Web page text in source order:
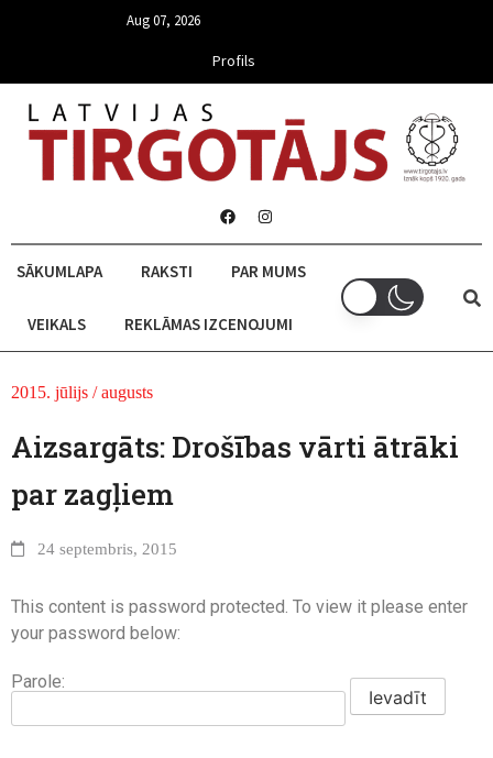
Aug 07, 2026
Profils
SĀKUMLAPA RAKSTI PAR MUMS
VEIKALS REKLĀMAS IZCENOJUMI
2015. jūlijs / augusts
Aizsargāts: Drošības vārti ātrāki
par zagļiem
24 septembris, 2015
This content is password protected. To view it please enter
your password below:
Parole: